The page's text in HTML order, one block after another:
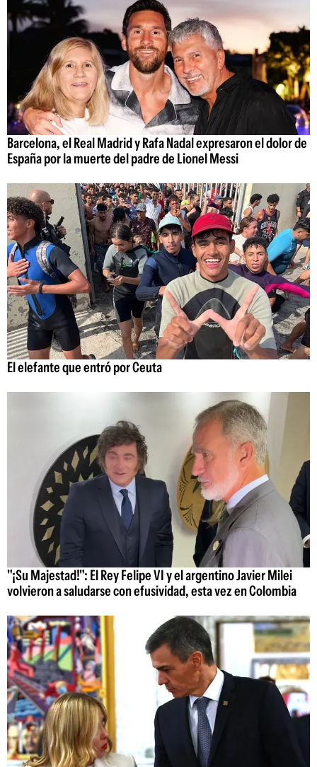
Barcelona, el Real Madrid y Rafa Nadal expresaron el dolor de
España por la muerte del padre de Lionel Messi
El elefante que entró por Ceuta
"¡Su Majestad!": El Rey Felipe VI y el argentino Javier Milei
volvieron a saludarse con efusividad, esta vez en Colombia